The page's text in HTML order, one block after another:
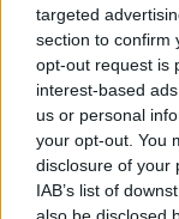
targeted
section to confirm
opt-out request is
interest-based
us or personal
your opt-out. You
disclosure of your
IAB’s list of
Žinios Lietuvos